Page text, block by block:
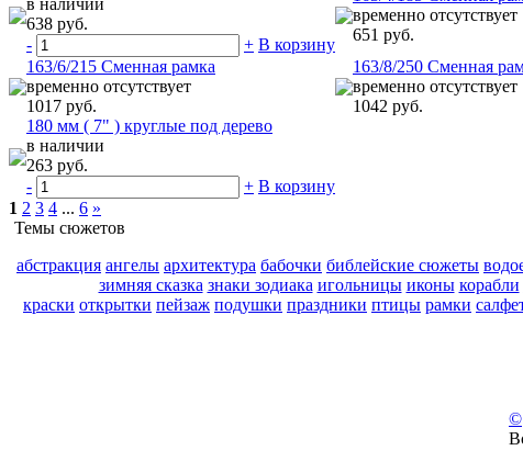
638 руб.
-
+ В корзину
временно отсутствует
651 руб.
163/6/215 Сменная рамка
временно отсутствует
1017 руб.
163/8/250 Сменная
временно отсутствует
1042 руб.
180 мм ( 7" ) круглые под дерево
в наличии
263 руб.
-
+ В корзину
1 2 3 4 ... 6 »
Темы сюжетов
абстракция ангелы архитектура бабочки библейские сюжеты
зимняя сказка знаки зодиака игольницы иконы корабли
краски открытки пейзаж подушки праздники птицы рамки
©